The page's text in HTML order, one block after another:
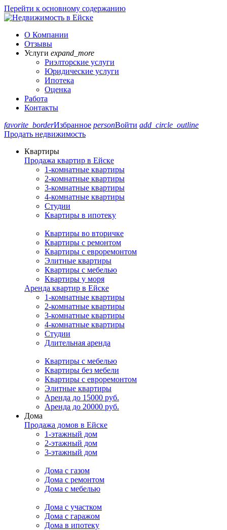
Перейти к основному содержанию
О Компании
Отзывы
Услуги expand_more
Риэлторские услуги
Юридические услуги
Ипотека
Оценка
Работа
Контакты
favorite_borderИзбранное personВойти add_circle_outline
Продать недвижимость
Квартиры
Продажа квартир в Ейске
1-комнатные квартиры
2-комнатные квартиры
3-комнатные квартиры
4-комнатные квартиры
Студии
Квартиры в ипотеку
Квартиры во вторичке
Квартиры с ремонтом
Квартиры с евроремонтом
Элитные квартиры
Квартиры с мебелью
Квартиры у моря
Аренда квартир в Ейске
1-комнатные квартиры
2-комнатные квартиры
3-комнатные квартиры
4-комнатные квартиры
Студии
Длительная аренда
Квартиры с мебелью
Квартиры без мебели
Квартиры с евроремонтом
Элитные квартиры
Аренда до 15000 руб.
Аренда до 20000 руб.
Дома
Продажа домов в Ейске
1-этажный дом
2-этажный дом
3-этажный дом
Дома с газом
Дома с ремонтом
Дома с мебелью
Дома с участком
Дома с гаражом
Дома в ипотеку